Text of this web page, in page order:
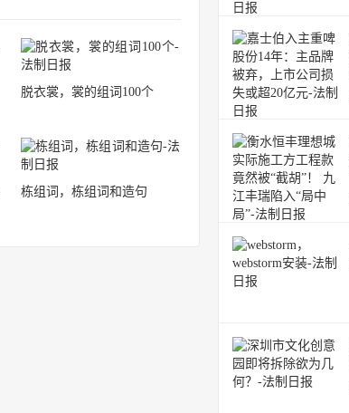
脱衣裳，裳的组词100个
栋组词，栋组词和造句